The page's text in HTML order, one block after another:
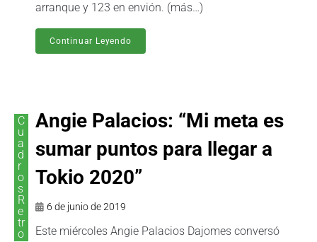
arranque y 123 en envión. (más…)
Continuar Leyendo
C
u
a
d
r
o
s
R
e
tr
o
Angie Palacios: “Mi meta es
sumar puntos para llegar a
Tokio 2020”
6 de junio de 2019
Este miércoles Angie Palacios Dajomes conversó